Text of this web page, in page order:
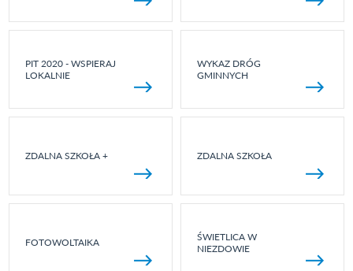
PIT 2020 - WSPIERAJ
LOKALNIE
WYKAZ DRÓG
GMINNYCH
ZDALNA SZKOŁA + ZDALNA SZKOŁA
FOTOWOLTAIKA
ŚWIETLICA W
NIEZDOWIE